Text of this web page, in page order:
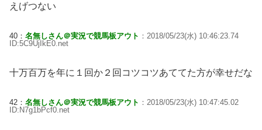
えげつない
40： 名無しさん＠実況で競馬板アウト ：2018/05/23(水) 10:46:23.74
ID:5C9UjIkE0.net
十万百万を年に１回か２回コツコツあててた方が幸せだな
42： 名無しさん＠実況で競馬板アウト ：2018/05/23(水) 10:47:45.02
ID:N7g1bPcf0.net